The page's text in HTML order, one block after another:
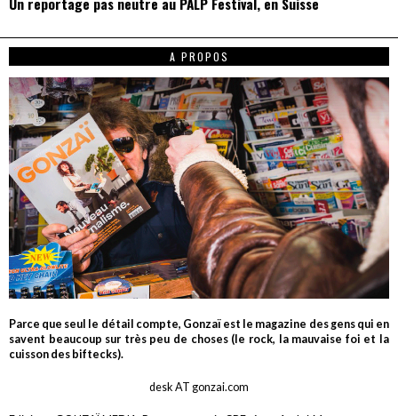
A PROPOS
Parce que seul le détail compte, Gonzaï est le magazine des gens qui en
savent beaucoup sur très peu de choses (le rock, la mauvaise foi et la
cuisson des biftecks).
desk AT gonzai.com